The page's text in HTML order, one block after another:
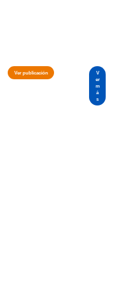
Ver publicación
V
er
m
á
s